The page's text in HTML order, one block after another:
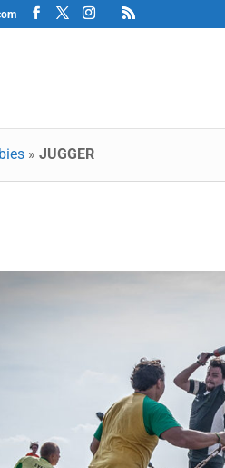
»JUGGER